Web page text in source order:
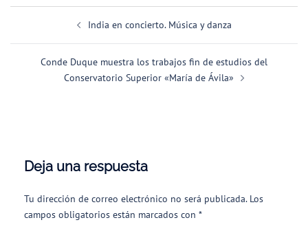
entradas
India en concierto. Música y danza
Conde Duque muestra los trabajos fin de estudios del
Conservatorio Superior «María de Ávila»
Deja una respuesta
Tu dirección de correo electrónico no será publicada. Los
campos obligatorios están marcados con *